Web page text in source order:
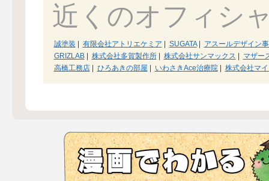
近くのオフィシ
誠塗装 有限会社アトリエケミア SUGATA|
アスールデザイン
GRIZLAB| 株式会社多賀製作所| 株式会社サンマックス
マザー
高橋工務店| ひろあきの部屋 いわさきAce治療院| 株式会社マ